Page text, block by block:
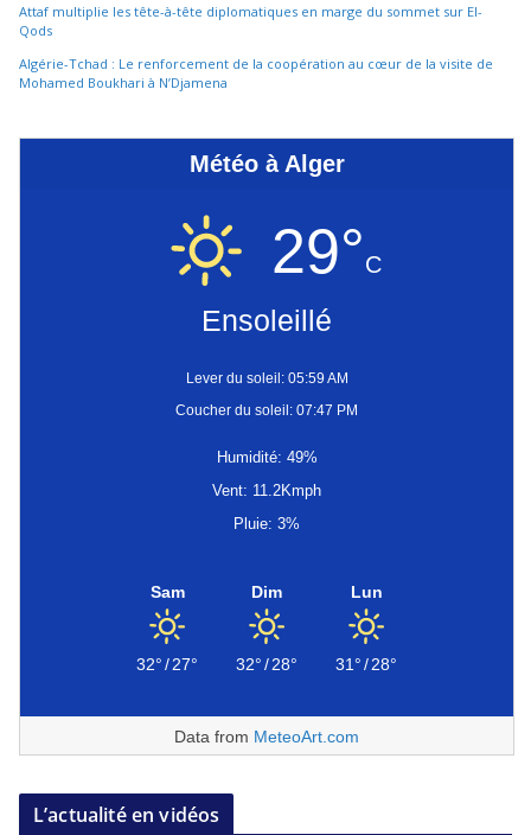
Attaf multiplie les tête-à-tête diplomatiques en marge du sommet sur El-
Qods
Algérie-Tchad : Le renforcement de la coopération au cœur de la visite de
Mohamed Boukhari à N’Djamena
Météo à Alger
29°C
Ensoleillé
Lever du soleil: 05:59 AM
Coucher du soleil: 07:47 PM
Humidité: 49%
Vent: 11.2Kmph
Pluie: 3%
Sam
32°/27°
Dim
32°/28°
Lun
31°/28°
Data from MeteoArt.com
L’actualité en vidéos